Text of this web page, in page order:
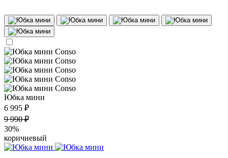
Юбка мини
6 995 ₽
9 990 ₽
30%
коричневый